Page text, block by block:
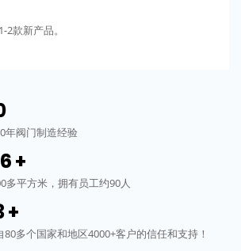
2款新产品。
年阀门制造经验
+
多平方米，拥有员工约90人
+
80多个国家和地区4000+客户的信任和支持！